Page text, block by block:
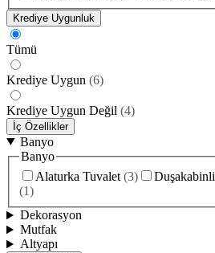
Krediye Uygunluk
Tümü
Krediye Uygun (6)
Krediye Uygun Değil (4)
İç Özellikler
Banyo
Banyo
Alaturka Tuvalet (3) Duşakabinli
(1)
Dekorasyon
Mutfak
Altyapı